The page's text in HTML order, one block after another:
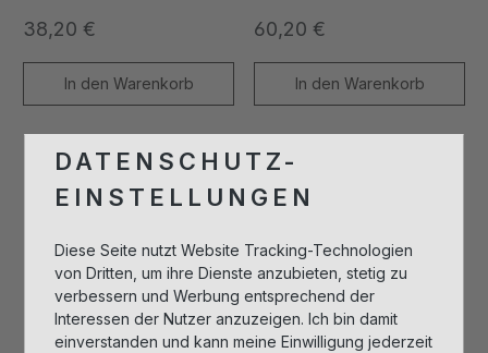
Regulärer Preis:
38,20 €
In den Warenkorb
Regulärer Preis:
60,20 €
In den Warenkorb
Vegan
DATENSCHUTZ-
EINSTELLUNGEN
Diese Seite nutzt Website Tracking-Technologien
von Dritten, um ihre Dienste anzubieten, stetig zu
verbessern und Werbung entsprechend der
Interessen der Nutzer anzuzeigen. Ich bin damit
einverstanden und kann meine Einwilligung jederzeit